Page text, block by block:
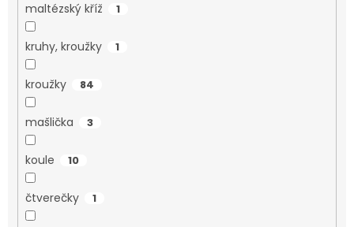
maltézský kříž 1
kruhy, kroužky 1
kroužky 84
mašlička 3
koule 10
čtverečky 1